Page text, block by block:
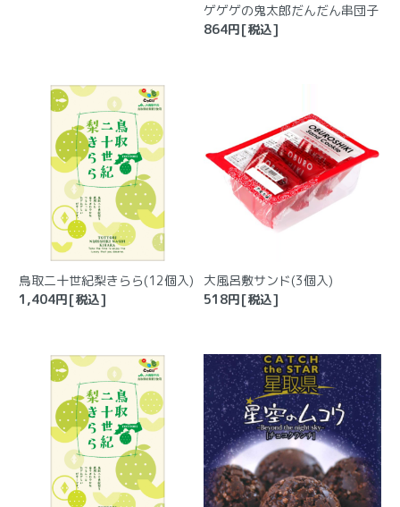
ゲゲゲの鬼太郎だんだん串団子
864円[税込]
鳥取二十世紀梨きらら(12個入)
1,404円[税込]
大風呂敷サンド(3個入)
518円[税込]